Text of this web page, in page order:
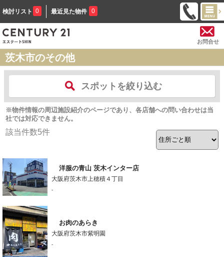
検討リスト 0 最近見た物件 0
お問合せ
茨木市のその他
スポットを絞り込む
※物件情報の周辺施設紹介のページであり、各店舗への問い合わせは当
社では対応できません。
該当件数5件
洋服の青山 茨木インター店
大阪府茨木市上穂積４丁目
-
お肉のあらき
大阪府茨木市紫明園
-